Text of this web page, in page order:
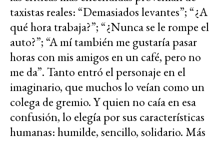
taxistas reales: “Demasiados levantes”; “¿A
qué hora trabaja?”; “¿Nunca se le rompe el
auto?”; “A mí también me gustaría pasar
horas con mis amigos en un café, pero no
me da”. Tanto entró el personaje en el
imaginario, que muchos lo veían como un
colega de gremio. Y quien no caía en esa
confusión, lo elegía por sus características
humanas: humilde, sencillo, solidario. Más